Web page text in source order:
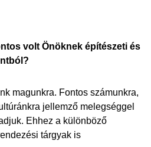
volt Önöknek építészeti és
magunkra. Fontos számunkra,
jellemző melegséggel
Ehhez a különböző
tárgyak is